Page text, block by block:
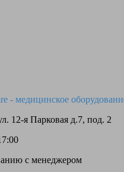
12-я Парковая д.7, под. 2
с менеджером